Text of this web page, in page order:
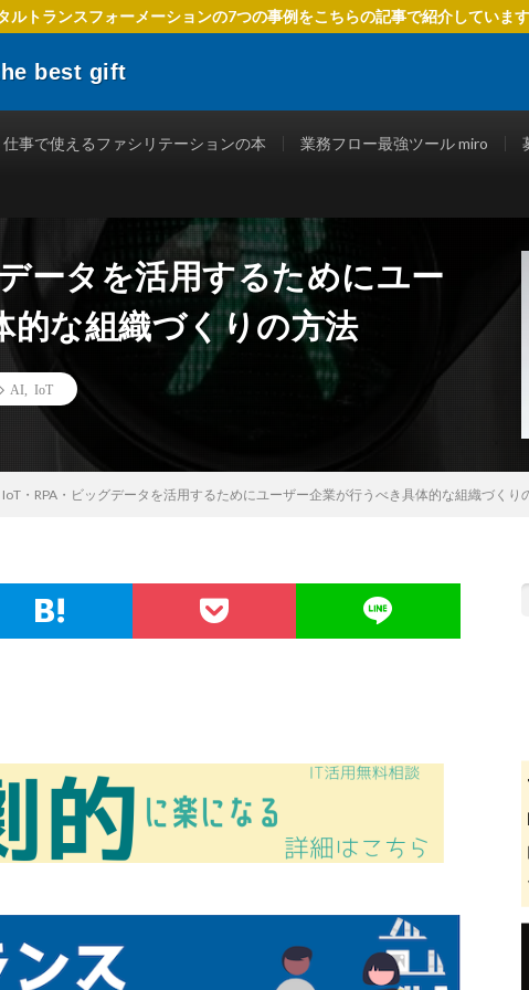
ルトランスフォーメーションの7つの事例をこちらの記事で紹介しています
best gift
つ情報を発信します。
仕事で使えるファシリテーションの本 業務フロー最強ツール miro
ータを活用するためにユー
的な組織づくりの方法
AI IoT
・RPA・ビッグデータを活用するためにユーザー企業が行うべき具体的な組織づくり